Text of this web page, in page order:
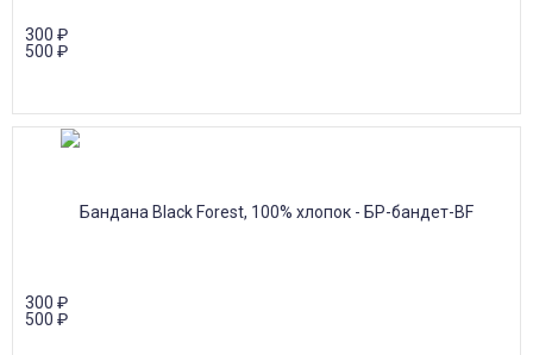
300 ₽
500 ₽
300 ₽
500 ₽